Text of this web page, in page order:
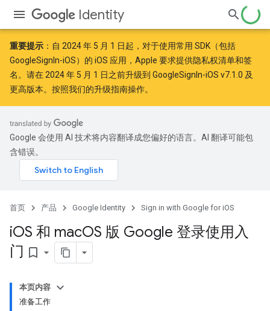
Identity
重要提示 ：自 2024 年 5 月 1 日起，对于使用常用 SDK（包括
GoogleSignIn-iOS）的 iOS 应用，Apple 要求提供隐私权清单和签
名。请在 2024 年 5 月 1 日之前升级到 GoogleSignIn-iOS v7.1.0 及
更高版本。按照我们的升级指南操作。
Google 会使用 AI 技术将内容翻译成您偏好的语言。AI 翻译可能包
含错误。
首页 产品 Google Identity Sign in with Google for iOS
iOS 和 macOS 版 Google 登录使用入
门 bookmark_border
本页内容
准备工作